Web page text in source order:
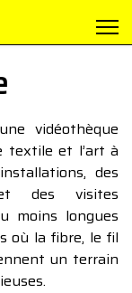
vidéothèque
textile et l’art à
des
des visites
moins longues
où la fibre, le fil
un terrain